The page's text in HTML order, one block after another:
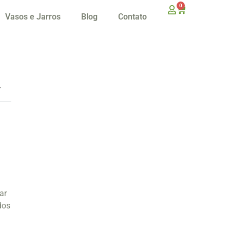
Vasos e Jarros Blog Contato
0